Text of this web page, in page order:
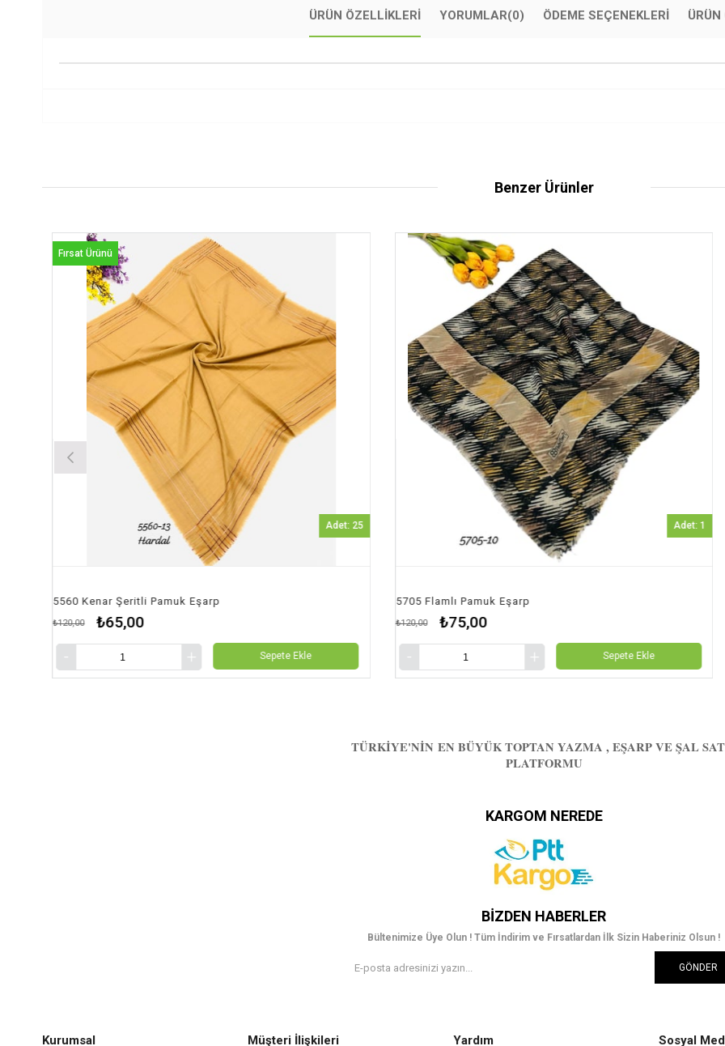
ÜRÜN ÖZELLIKLERI YORUMLAR(0) ÖDEME SEÇENEKLERI ÜRÜN
Benzer Ürünler
5560 Kenar Şeritli Pamuk Eşarp
₺65,00
Sepete Ekle
Fırsat Ürünü
5705 Flamlı Pamuk Eşarp
₺75,00
Sepete Ekle
5705
TÜRKIYE'NIN EN BÜYÜK TOPTAN YAZMA , EŞARP VE ŞAL
PLATFORMU
KARGOM NEREDE
BIZDEN HABERLER
Bültenimize Üye Olun ! Tüm İndirim ve Fırsatlardan İlk Sizin Haberiniz Olsun !
GÖNDER
Kurumsal Müşteri İlişkileri Yardım Sosyal